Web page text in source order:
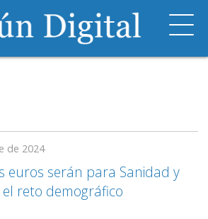
de 2024
euros serán para Sanidad y
reto demográfico